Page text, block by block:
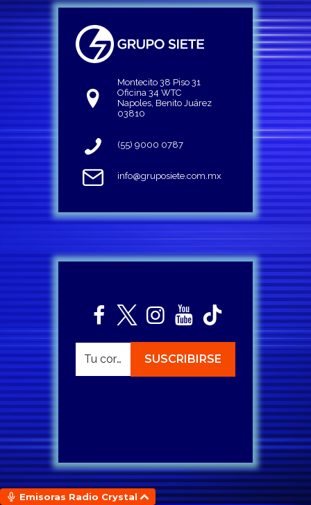
Montecito 38 Piso 31
Oficina 34 WTC
Napoles, Benito Juárez
03810
(55) 9000 0787
info@gruposiete.com.mx
Emisoras Radio Crystal